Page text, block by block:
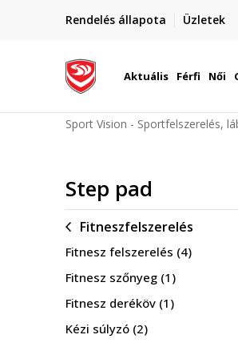
Rendelés állapota Üzletek
Szállítás
Aktuális Férfi Női
Sport Vision - Sportfelszerelés,
Step pad
Fitneszfelszerelés
Fitnesz felszerelés (4)
Fitnesz szőnyeg (1)
Fitnesz deréköv (1)
Kézi súlyzó (2)